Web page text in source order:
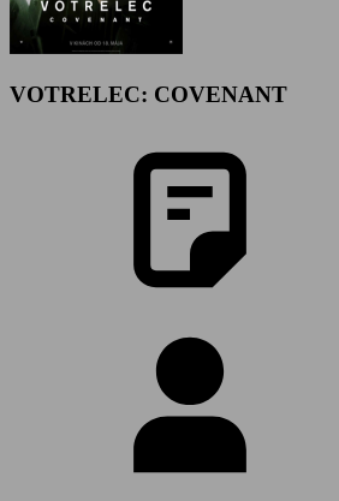
VOTRELEC: COVENANT